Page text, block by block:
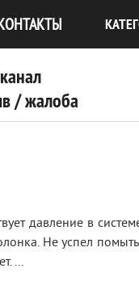
/ жалоба
давление в
Не успел
...